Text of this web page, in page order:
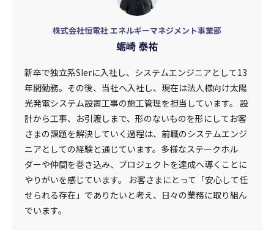
株式会社恒電社 エネルギーマネジメント事業部
蛎崎 泰祐
新卒で独立系SIerに入社し、システムエンジニアとして13
年間勤務。その後、当社へ入社し、現在は法人様向け太陽
光発電システム設置工事の施工管理を担当しています。 設
計から工事、お引渡しまで、形のないものを形にしてお客
さまの課題を解決していく過程は、前職のシステムエンジ
ニアとしての経験と通じています。多様なステークホル
ダーや仲間を巻き込み、プロジェクトを達成へ導くことに
やりがいを感じています。 お客さまにとって「安心して任
せられる存在」でありたいと考え、日々の業務に取り組ん
でいます。